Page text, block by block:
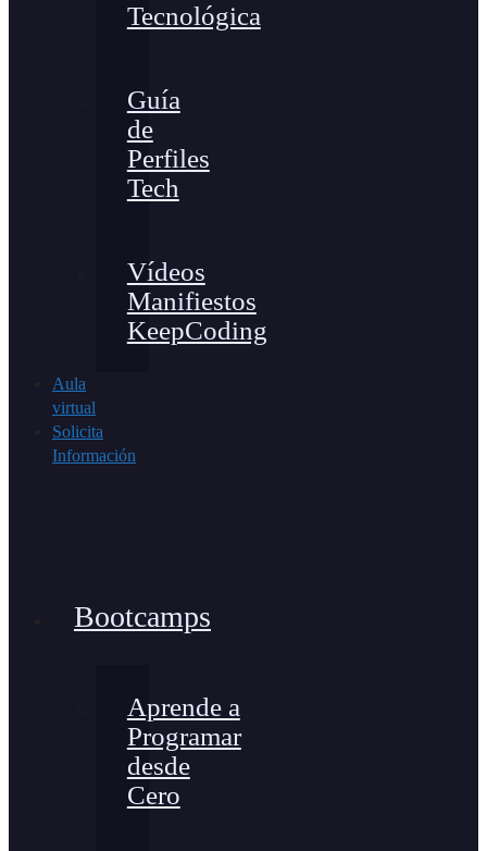
Tecnológica
Guía
de
Perfiles
Tech
Vídeos
Manifiestos
KeepCoding
Aula
virtual
Solicita
Información
Bootcamps
Aprende a
Programar
desde
Cero